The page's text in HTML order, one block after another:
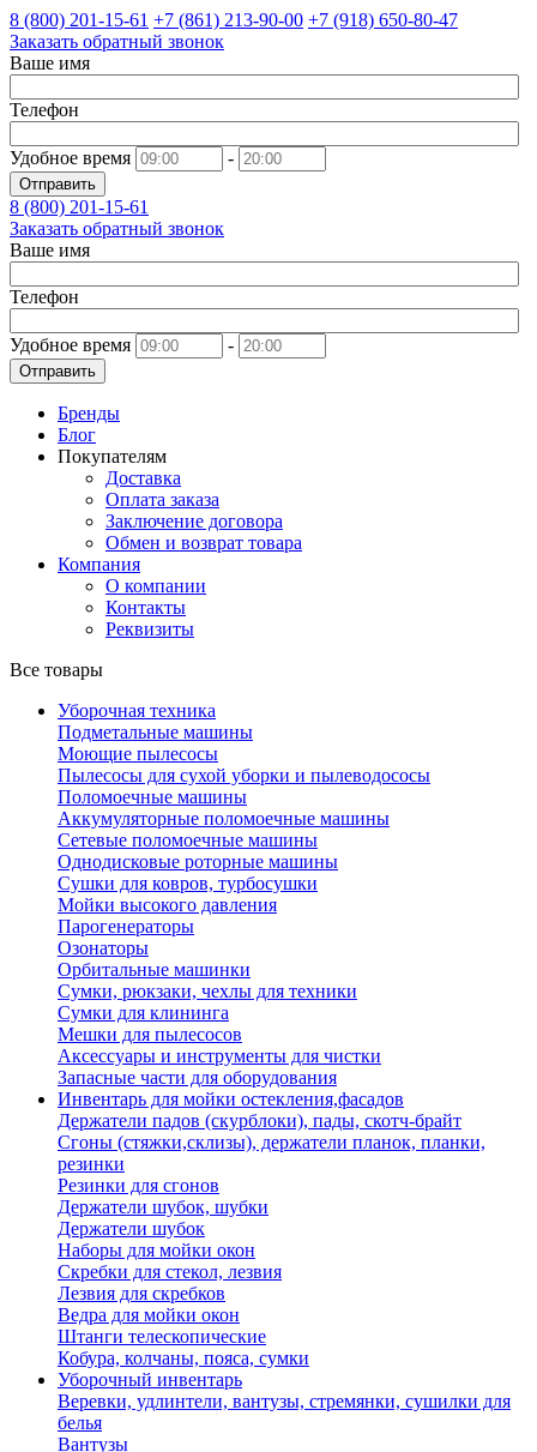
8 (800) 201-15-61 +7 (861) 213-90-00 +7 (918) 650-80-47
Заказать обратный звонок
Ваше имя
Телефон
Удобное время -
Отправить
8 (800) 201-15-61
Заказать обратный звонок
Ваше имя
Телефон
Удобное время -
Отправить
Бренды
Блог
Покупателям
Доставка
Оплата заказа
Заключение договора
Обмен и возврат товара
Компания
О компании
Контакты
Реквизиты
Все товары
Уборочная техника
Подметальные машины
Моющие пылесосы
Пылесосы для сухой уборки и пылеводососы
Поломоечные машины
Аккумуляторные поломоечные машины
Сетевые поломоечные машины
Однодисковые роторные машины
Сушки для ковров, турбосушки
Мойки высокого давления
Парогенераторы
Озонаторы
Орбитальные машинки
Сумки, рюкзаки, чехлы для техники
Сумки для клининга
Мешки для пылесосов
Аксессуары и инструменты для чистки
Запасные части для оборудования
Инвентарь для мойки остекления,фасадов
Держатели падов (скурблоки), пады, скотч-брайт
Сгоны (стяжки,склизы), держатели планок, планки,
резинки
Резинки для сгонов
Держатели шубок, шубки
Держатели шубок
Наборы для мойки окон
Скребки для стекол, лезвия
Лезвия для скребков
Ведра для мойки окон
Штанги телескопические
Кобура, колчаны, пояса, сумки
Уборочный инвентарь
Веревки, удлинтели, вантузы, стремянки, сушилки для
белья
Вантузы